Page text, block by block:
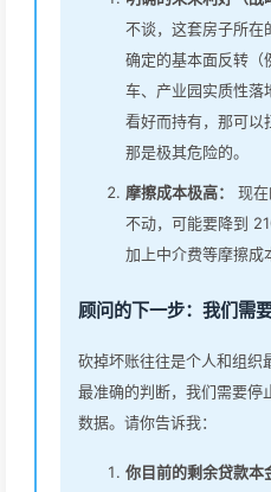
不谈，这套房子所在
确定的基本面反转（
车、产业园实质性落
看好而持有，那可以
那是极其危险的。
摩擦成本极高：
现
不动，可能要降到
加上中介费等摩擦成
顾问的下一步：我们需
砍掉坏账往往是个人和组织
最准确的判断，我们需要停
数据。请你告诉我：
你目前的剩余贷款本